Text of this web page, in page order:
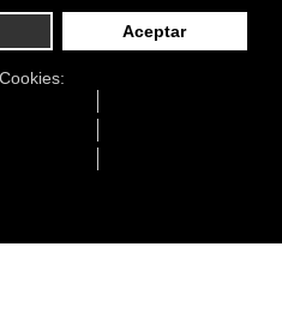
es una fórmula antifatiga
y firmeza. Efecto